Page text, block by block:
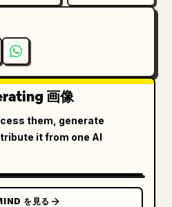
画像
them, generate
it from one AI
を見る